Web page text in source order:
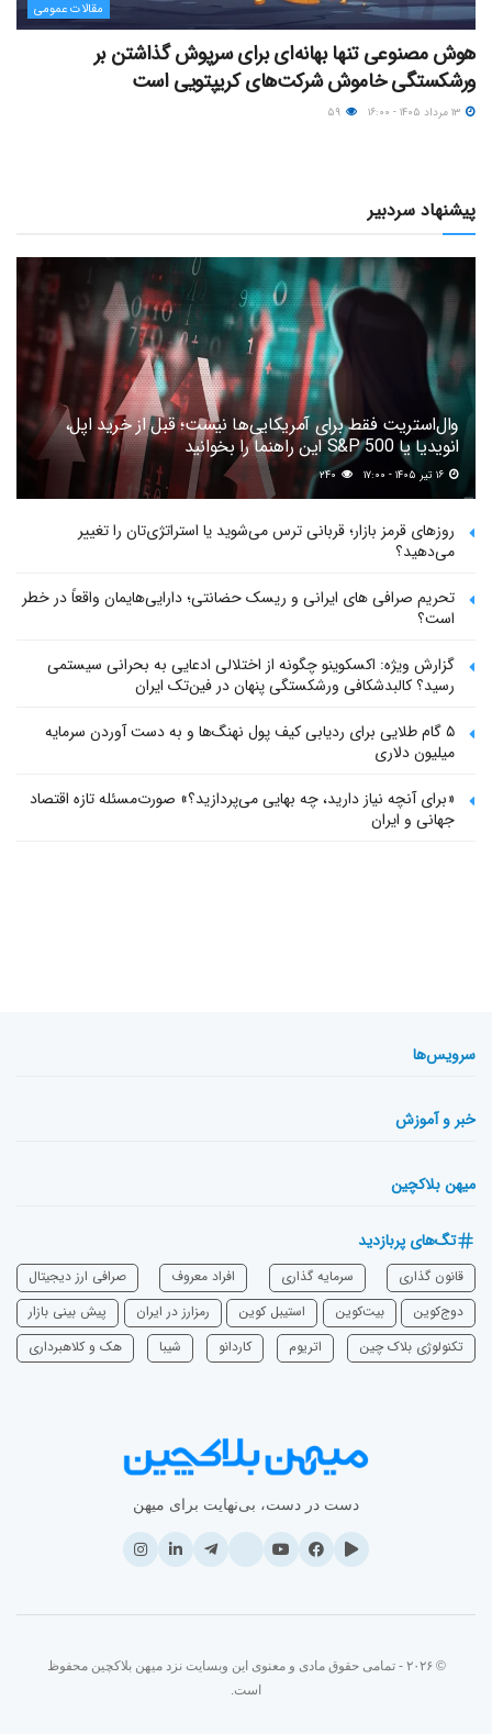
مقالات عمومی
هوش مصنوعی تنها بهانه‌ای برای سرپوش گذاشتن بر
ورشکستگی خاموش شرکت‌های کریپتویی است
پیشنهاد سردبیر
وال‌استریت فقط برای آمریکایی‌ها نیست؛ قبل از خرید اپل،
انویدیا یا S&P 500 این راهنما را بخوانید
۲۴۰
روزهای قرمز بازار؛ قربانی ترس می‌شوید یا استراتژی‌تان را تغییر
می‌دهید؟
تحریم صرافی های ایرانی و ریسک حضانتی؛ دارایی‌هایمان واقعاً در خطر
است؟
گزارش ویژه: اکسکوینو چگونه از اختلالی ادعایی به بحرانی سیستمی
رسید؟ کالبدشکافی ورشکستگی پنهان در فین‌تک ایران
۵ گام طلایی برای ردیابی کیف پول‌ نهنگ‌ها و به دست آوردن سرمایه
میلیون دلاری
«برای آنچه نیاز دارید، چه بهایی می‌پردازید؟» صورت‌مسئله تازه اقتصاد
جهانی و ایران
سرویس‌ها
خبر و آموزش
میهن بلاکچین
تگ‌های پربازدید
قانون گذاری سرمایه‌ گذاری افراد معروف
صرافی ارز دیجیتال
دوج‌کوین
بیت‌کوین استیبل کوین رمزارز در ایران
پیش بینی بازار
تکنولوژی بلاک چین
اتریوم ‌کاردانو شیبا هک و کلاهبرداری
دست در دست، بی‌نهایت برای میهن
© ۲۰۲۶ - تمامی حقوق مادی و معنوی این وبسایت نزد میهن بلاکچین محفوظ
است.